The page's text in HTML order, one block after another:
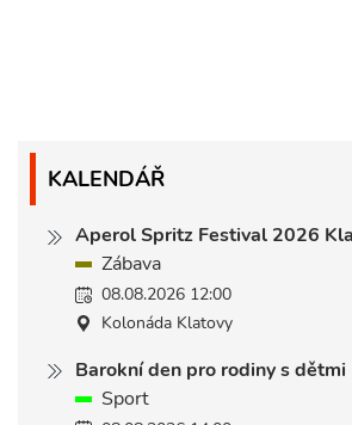
KALENDÁŘ
Aperol Spritz Festival 2026
Zábava
08.08.2026 12:00
Kolonáda Klatovy
Barokní den pro rodiny s dětmi
Sport